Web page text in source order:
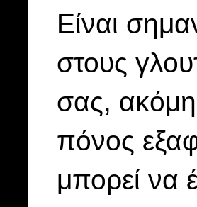
Είναι
στους
σας,
πόνος
μπορεί να